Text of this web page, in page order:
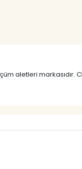
aletleri markasıdır.